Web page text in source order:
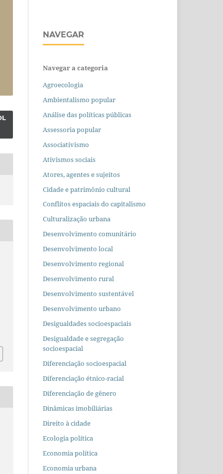
NAVEGAR
Navegar a categoria
Agroecologia
Ambientalismo popular
Análise das políticas públicas
Assessoria popular
Associativismo
Ativismos sociais
Atores, agentes e sujeitos
Cidade e patrimônio cultural
Conflitos espaciais do capitalismo
Culturalização urbana
Desenvolvimento comunitário
Desenvolvimento local
Desenvolvimento regional
Desenvolvimento rural
Desenvolvimento sustentável
Desenvolvimento urbano
Desigualdades socioespaciais
Desigualdade e segregação
socioespacial
Diferenciação socioespacial
Diferenciação étnico-racial
Diferenciação de gênero
Dinâmicas imobiliárias
Direito à cidade
Ecologia política
Economia política
Economia urbana